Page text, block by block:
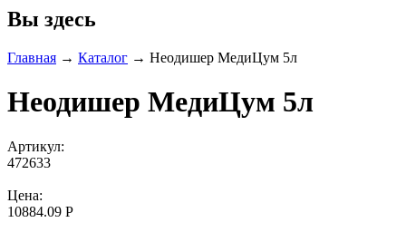
Вы здесь
Главная → Каталог → Неодишер МедиЦум 5л
Неодишер МедиЦум 5л
Артикул:
472633
Цена:
10884.09 Р